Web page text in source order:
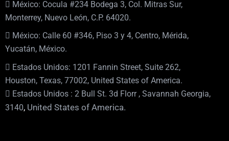
México: Cocula #234 Bodega 3, Col. Mitras Sur,
Monterrey, Nuevo León, C.P. 64020.
México: Calle 60 #346, Piso 3 y 4, Centro, Mérida,
Yucatán, México.
Estados Unidos: 1201 Fannin Street, Suite 262,
Houston, Texas, 77002, United States of America.
Estados Unidos : 2 Bull St. 3d Florr , Savannah Georgia,
3140, United States of America.